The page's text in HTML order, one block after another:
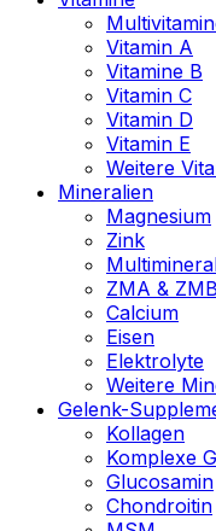
Vitamin A
Vitamine B
Vitamin C
Vitamin D
Vitamin E
Weitere
Mineralien
Magnesium
Zink
ZMA & ZMB
Calcium
Eisen
Elektrolyte
Weitere
Gelenk-
Kollagen
Komplexe
Glucosamin
Chondroitin